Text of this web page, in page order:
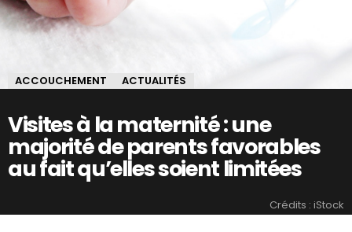
ACCOUCHEMENT ACTUALITÉS
Visites à la maternité : une
majorité de parents favorables
au fait qu’elles soient limitées
Crédits : iStock